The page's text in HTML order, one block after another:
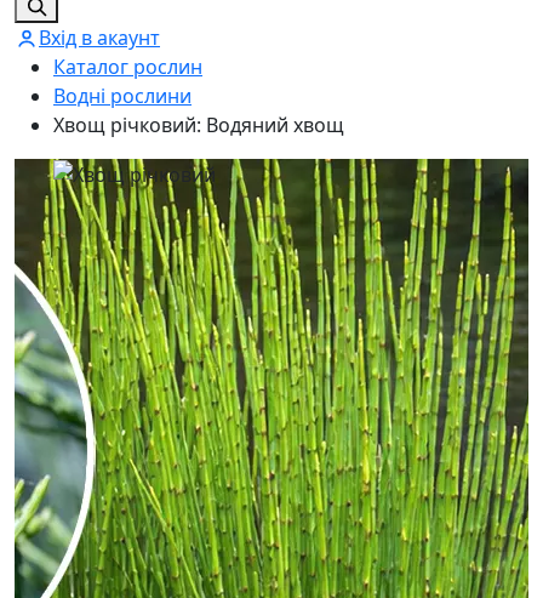
Вхід в акаунт
Каталог рослин
Водні рослини
Хвощ річковий: Водяний хвощ